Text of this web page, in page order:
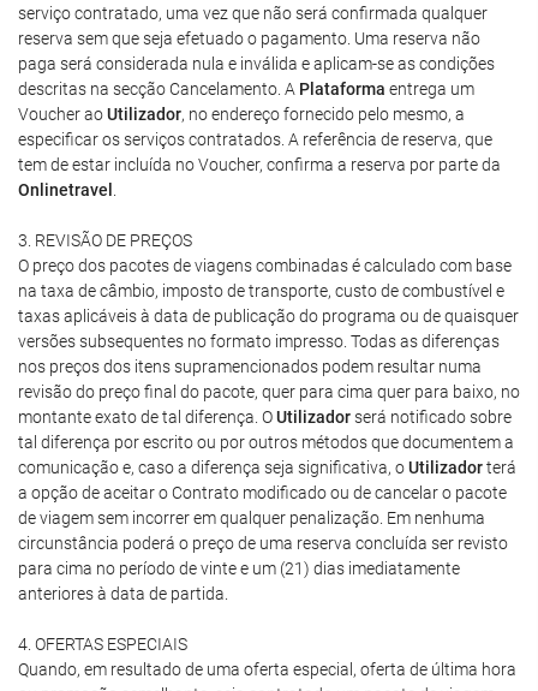
serviço contratado, uma vez que não será confirmada qualquer
reserva sem que seja efetuado o pagamento. Uma reserva não
paga será considerada nula e inválida e aplicam-se as condições
descritas na secção Cancelamento. A Plataforma entrega um
Voucher aoUtilizador, no endereço fornecido pelo mesmo, a
especificar os serviços contratados. A referência de reserva, que
tem de estar incluída no Voucher, confirma a reserva por parte da
Onlinetravel
3. REVISÃO DE PREÇOS
O preço dos pacotes de viagens combinadas é calculado com base
na taxa de câmbio, imposto de transporte, custo de combustível e
taxas aplicáveis à data de publicação do programa ou de quaisquer
versões subsequentes no formato impresso. Todas as diferenças
nos preços dos itens supramencionados podem resultar numa
revisão do preço final do pacote, quer para cima quer para baixo, no
montante exato de tal diferença. OUtilizadorserá notificado sobre
tal diferença por escrito ou por outros métodos que documentem a
comunicação e, caso a diferença seja significativa, oUtilizadorterá
a opção de aceitar o Contrato modificado ou de cancelar o pacote
de viagem sem incorrer em qualquer penalização. Em nenhuma
circunstância poderá o preço de uma reserva concluída ser revisto
para cima no período de vinte e um (21) dias imediatamente
anteriores à data de partida.
4. OFERTAS ESPECIAIS
Quando, em resultado de uma oferta especial, oferta de última hora